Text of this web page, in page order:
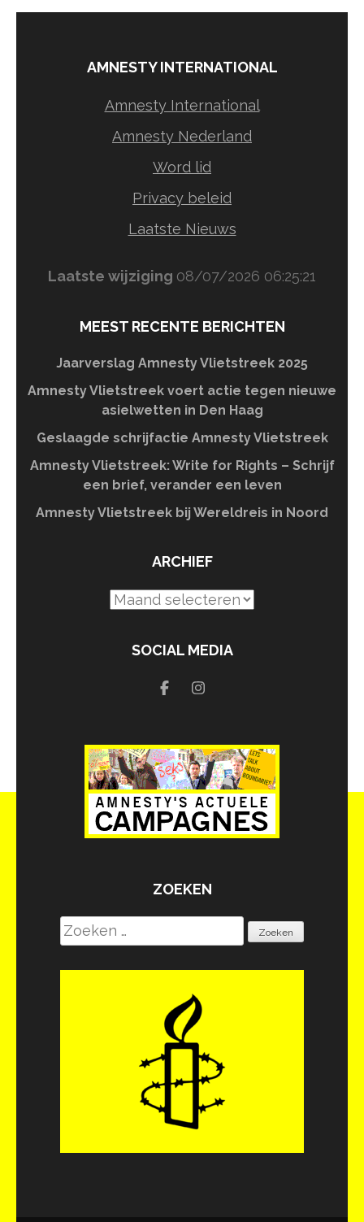
AMNESTY INTERNATIONAL
Amnesty International
Amnesty Nederland
Word lid
Privacy beleid
Laatste Nieuws
Laatste wijziging 08/07/2026 06:25:21
MEEST RECENTE BERICHTEN
Jaarverslag Amnesty Vlietstreek 2025
Amnesty Vlietstreek voert actie tegen nieuwe
asielwetten in Den Haag
Geslaagde schrijfactie Amnesty Vlietstreek
Amnesty Vlietstreek: Write for Rights – Schrijf
een brief, verander een leven
Amnesty Vlietstreek bij Wereldreis in Noord
ARCHIEF
Archief
SOCIAL MEDIA
ZOEKEN
Zoeken
naar: